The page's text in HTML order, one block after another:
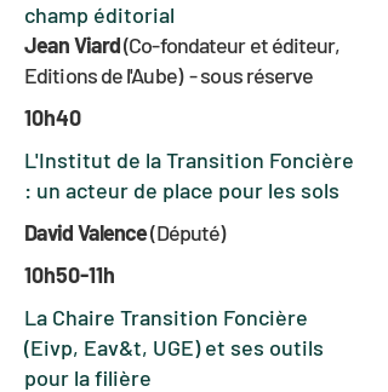
champ éditorial
Jean Viard(Co-fondateur et éditeur,
Editions de l'Aube) - sous réserve
10h40
L'Institut de la Transition Foncière
: un acteur de place pour les sols
David Valence(Député)
10h50-11h
La Chaire Transition Foncière
(Eivp, Eav&t, UGE) et ses outils
pour la filière